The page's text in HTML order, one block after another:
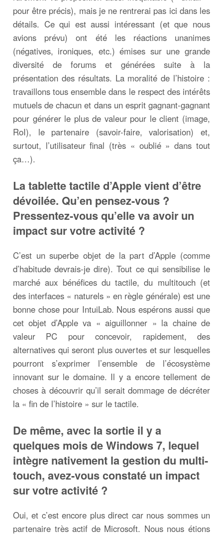
pour être précis), mais je ne rentrerai pas ici dans les
détails. Ce qui est aussi intéressant (et que nous
avions prévu) ont été les réactions unanimes
(négatives, ironiques, etc.) émises sur une grande
diversité de forums et générées suite à la
présentation des résultats. La moralité de l’histoire :
travaillons tous ensemble dans le respect des intérêts
mutuels de chacun et dans un esprit gagnant-gagnant
pour générer le plus de valeur pour le client (image,
RoI), le partenaire (savoir-faire, valorisation) et,
surtout, l’utilisateur final (très « oublié » dans tout
ça…).
La tablette tactile d’Apple vient d’être
dévoilée. Qu’en pensez-vous ?
Pressentez-vous qu’elle va avoir un
impact sur votre activité ?
C’est un superbe objet de la part d’Apple (comme
d’habitude devrais-je dire). Tout ce qui sensibilise le
marché aux bénéfices du tactile, du multitouch (et
des interfaces « naturels » en règle générale) est une
bonne chose pour IntuiLab. Nous espérons aussi que
cet objet d’Apple va « aiguillonner » la chaine de
valeur PC pour concevoir, rapidement, des
alternatives qui seront plus ouvertes et sur lesquelles
pourront s’exprimer l’ensemble de l’écosystème
innovant sur le domaine. Il y a encore tellement de
choses à découvrir qu’il serait dommage de décréter
la « fin de l’histoire » sur le tactile.
De même, avec la sortie il y a
quelques mois de Windows 7, lequel
intègre nativement la gestion du multi-
touch, avez-vous constaté un impact
sur votre activité ?
Oui, et c’est encore plus direct car nous sommes un
partenaire très actif de Microsoft. Nous nous étions